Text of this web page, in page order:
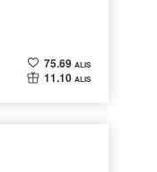
75.69 ALIS
11.10 ALIS